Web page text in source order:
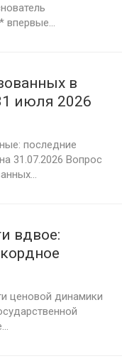
впервые...
в
июля 2026
смогут
последние
31.07.2026 Вопрос
вдвое:
ценовой динамики